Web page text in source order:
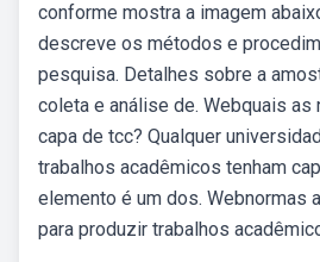
conforme mostra a imagem
descreve os métodos e
pesquisa. Detalhes sobre a
coleta e análise de. Webquais as
capa de tcc? Qualquer
trabalhos acadêmicos tenham
elemento é um dos. Webnormas
para produzir trabalhos